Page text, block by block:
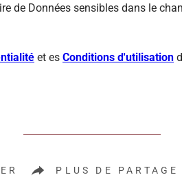
de Données sensibles dans le
et es Conditions d'utilisation
PLUS DE PARTAGE